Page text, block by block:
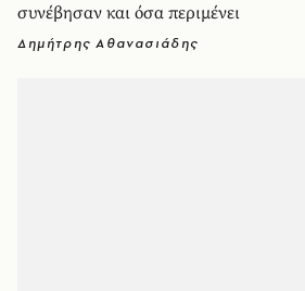
συνέβησαν και όσα περιμένει
Δημήτρης Αθανασιάδης